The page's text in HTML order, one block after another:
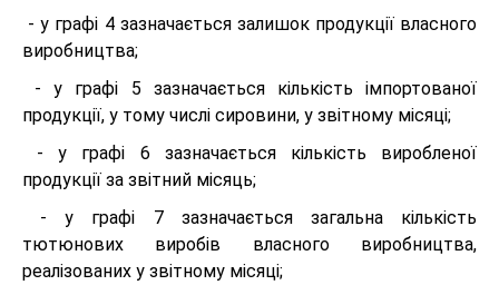
- у графі 4 зазначається залишок продукції власного
виробництва;
- у графі 5 зазначається кількість імпортованої
продукції, у тому числі сировини, у звітному місяці;
- у графі 6 зазначається кількість виробленої
продукції за звітний місяць;
- у графі 7 зазначається загальна кількість
тютюнових виробів власного виробництва,
реалізованих у звітному місяці;